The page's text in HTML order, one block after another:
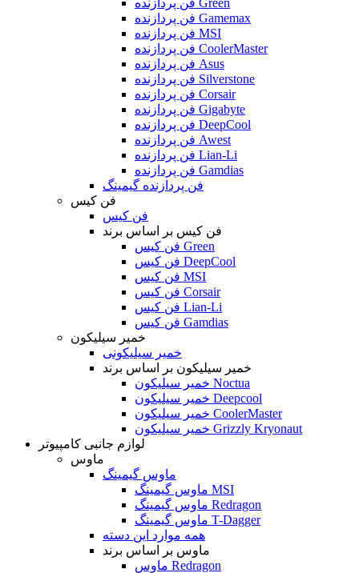
فن پردازنده Green
فن پردازنده Gamemax
فن پردازنده MSI
فن پردازنده CoolerMaster
فن پردازنده Asus
فن پردازنده Silverstone
فن پردازنده Corsair
فن پردازنده Gigabyte
فن پردازنده DeepCool
فن پردازنده Awest
فن پردازنده Lian-Li
فن پردازنده Gamdias
فن پردازنده گیمینگ
فن کیس
فن کیس
فن کیس بر اساس برند
فن کیس Green
فن کیس DeepCool
فن کیس MSI
فن کیس Corsair
فن کیس Lian-Li
فن کیس Gamdias
خمیر سیلیکون
خمیر سیلیکونی
خمیر سیلیکون بر اساس برند
خمیر سیلیکون Noctua
خمیر سیلیکون Deepcool
خمیر سیلیکون CoolerMaster
خمیر سیلیکون Grizzly Kryonaut
لوازم جانبی کامپیوتر
ماوس
ماوس گیمینگ
ماوس گیمینگ MSI
ماوس گیمینگ Redragon
ماوس گیمینگ T-Dagger
همه موارد این دسته
ماوس بر اساس برند
ماوس Redragon